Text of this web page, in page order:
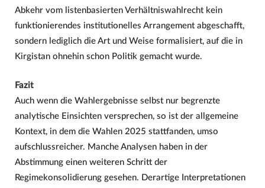
Abkehr vom listenbasierten Verhältniswahlrecht kein
funktionierendes institutionelles Arrangement abgeschafft,
sondern lediglich die Art und Weise formalisiert, auf die in
Kirgistan ohnehin schon Politik gemacht wurde.
Fazit
Auch wenn die Wahlergebnisse selbst nur begrenzte
analytische Einsichten versprechen, so ist der allgemeine
Kontext, in dem die Wahlen 2025 stattfanden, umso
aufschlussreicher. Manche Analysen haben in der
Abstimmung einen weiteren Schritt der
Regimekonsolidierung gesehen. Derartige Interpretationen